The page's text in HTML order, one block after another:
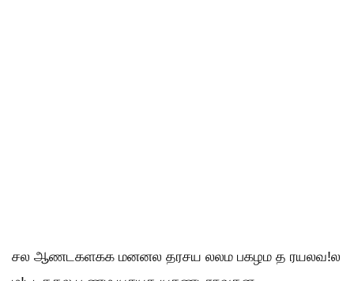
சல ஆணடகளகக மனனல தரசய லலம பகழம த ரயலவ!ல